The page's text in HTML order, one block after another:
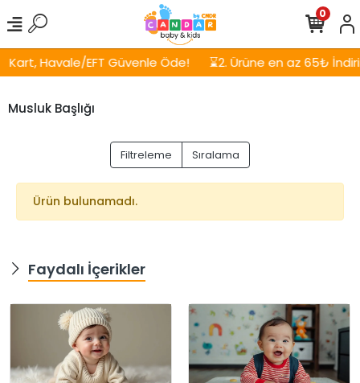
Havale/EFT Güvenle Öde! ⌛2. Ürüne en az 65₺
0
Musluk Başlığı
Filtreleme Sıralama
Ürün bulunamadı.
Faydalı İçerikler